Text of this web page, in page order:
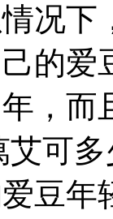
况下
的爱
，而
可
豆